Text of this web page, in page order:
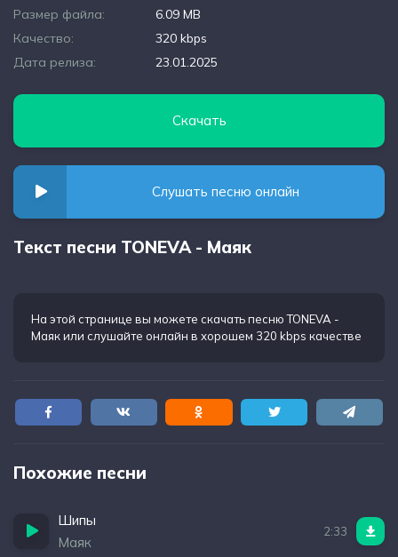
Размер файла:
6.09 MB
Качество:
320 kbps
Дата релиза:
23.01.2025
Скачать
Слушать песню онлайн
Текст песни TONEVA - Маяк
На этой странице вы можете скачать песню TONEVA -
Маякили слушайте онлайн в хорошем 320 kbps качестве
Похожие песни
Шипы
Маяк
2:33